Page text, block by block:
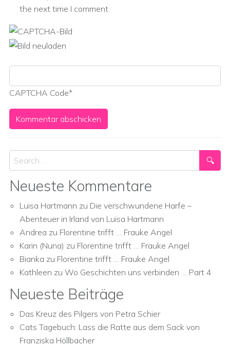
the next time I comment
CAPTCHA Code*
Search
Neueste Kommentare
Luisa Hartmann zu Die verschwundene Harfe –
Abenteuer in Irland von Luisa Hartmann
Andrea zu Florentine trifft … Frauke Angel
Karin (Nuna) zu Florentine trifft … Frauke Angel
Bianka zu Florentine trifft … Frauke Angel
Kathleen zu Wo Geschichten uns verbinden … Part 4
Neueste Beiträge
Das Kreuz des Pilgers von Petra Schier
Cats Tagebuch: Lass die Ratte aus dem Sack von
Franziska Höllbacher